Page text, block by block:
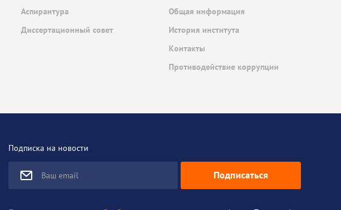
Аспирантура
Диссертационный совет
Общая информация
История института
Контакты
Противодействие коррупции
Подписка на новости
Ваш email Подписаться